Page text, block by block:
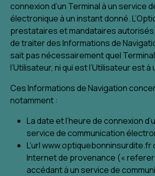
connexion d’un Terminal à un service
électronique à un instant donné.
prestataires et mandataires
de traiter des Informations de
sait pas nécessairement quel
l’Utilisateur, ni qui est l’Utilisateur est
Ces Informations de Navigation
notamment :
La date et l’heure de connexion
service de communication
L’url www.optiquebonninsurdite.fr
Internet de provenance (« referer
accédant à un service de